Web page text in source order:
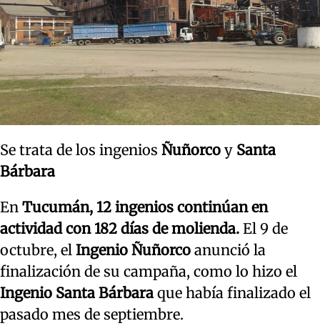
Se trata de los ingenios Ñuñorco y Santa
Bárbara
En Tucumán, 12 ingenios continúan en
actividad con 182 días de molienda. El 9 de
octubre, el Ingenio Ñuñorco anunció la
finalización de su campaña, como lo hizo el
Ingenio Santa Bárbara que había finalizado el
pasado mes de septiembre.